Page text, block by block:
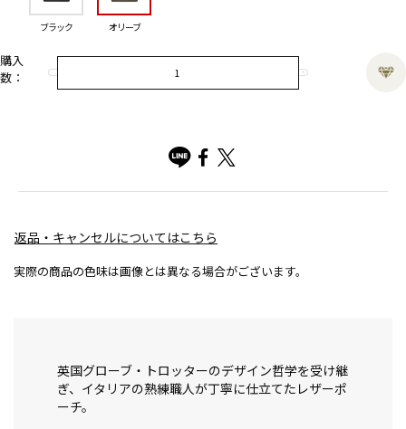
ブラック オリーブ
購入
数：
返品・キャンセルについてはこちら
実際の商品の色味は画像とは異なる場合がございます。
英国グローブ・トロッターのデザイン哲学を受け継
ぎ、イタリアの熟練職人が丁寧に仕立てたレザーポ
ーチ。